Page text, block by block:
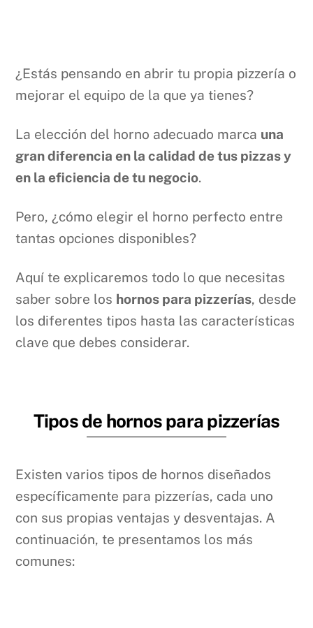
¿Estás pensando en abrir tu propia pizzería o
mejorar el equipo de la que ya tienes?
La elección del horno adecuado marca una
gran diferencia en la calidad de tus pizzas y
en la eficiencia de tu negocio.
Pero, ¿cómo elegir el horno perfecto entre
tantas opciones disponibles?
Aquí te explicaremos todo lo que necesitas
saber sobre los hornos para pizzerías, desde
los diferentes tipos hasta las características
clave que debes considerar.
Tipos de hornos para pizzerías
Existen varios tipos de hornos diseñados
específicamente para pizzerías, cada uno
con sus propias ventajas y desventajas. A
continuación, te presentamos los más
comunes: